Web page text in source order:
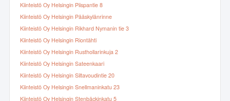
Kiinteistö Oy Helsingin Piispantie 8
Kiinteistö Oy Helsingin Pääskylänrinne
Kiinteistö Oy Helsingin Rikhard Nymanin tie 3
Kiinteistö Oy Helsingin Riontähti
Kiinteistö Oy Helsingin Rusthollarinkuja 2
Kiinteistö Oy Helsingin Sateenkaari
Kiinteistö Oy Helsingin Siltavoudintie 20
Kiinteistö Oy Helsingin Snellmaninkatu 23
Kiinteistö Oy Helsingin Stenbäckinkatu 5